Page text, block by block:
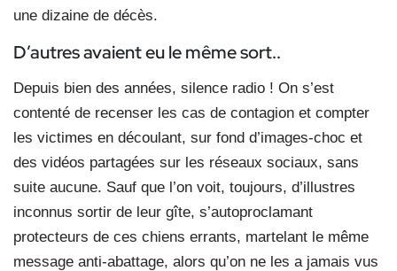
une dizaine de décès.
D’autres avaient eu le même sort..
Depuis bien des années, silence radio ! On s’est
contenté de recenser les cas de contagion et compter
les victimes en découlant, sur fond d’images-choc et
des vidéos partagées sur les réseaux sociaux, sans
suite aucune. Sauf que l’on voit, toujours, d’illustres
inconnus sortir de leur gîte, s’autoproclamant
protecteurs de ces chiens errants, martelant le même
message anti-abattage, alors qu’on ne les a jamais vus